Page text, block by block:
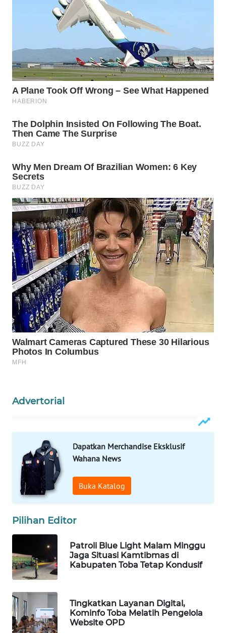
Advertorial
Dapatkan Merchandise Eksklusif
Wahana News
Buka Katalog
Pilihan Editor
Patroli Blue Light Malam Minggu
Jaga Situasi Kamtibmas di
Kabupaten Toba Tetap Kondusif
Tingkatkan Layanan Digital,
Kominfo Toba Melatih Pengelola
Website OPD
WN
SEMARANG
WN
WN
BOROBUDUR
WN
MADURA
WN
SURABAYA
WN
NATUNA
WN
BINTAN
WN
MANDALIKA
WN
BORNEO
Wahana
Media
Group
WAHANA
NEWS
WAHANA
TANI
WAHANA
ADVOKAT
WAHANA